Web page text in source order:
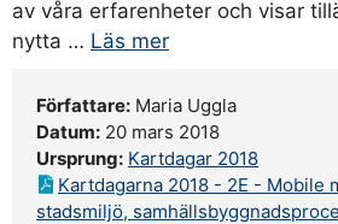
av våra erfarenheter och visar
nytta … Läs mer
Författare: Maria Uggla
Datum: 20 mars 2018
Ursprung: Kartdagar 2018
Kartdagarna 2018 - 2E - Mobile
stadsmiljö,